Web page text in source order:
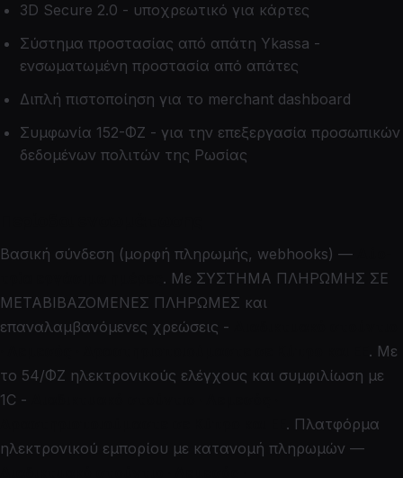
3D Secure 2.0 - υποχρεωτικό για κάρτες
Σύστημα προστασίας από απάτη Ykassa -
ενσωματωμένη προστασία από απάτες
Διπλή πιστοποίηση για το merchant dashboard
Συμφωνία 152-ΦΖ - για την επεξεργασία προσωπικών
δεδομένων πολιτών της Ρωσίας
Βασική σύνδεση (μορφή πληρωμής, webhooks) —
. Με ΣΥΣΤΗΜΑ ΠΛΗΡΩΜΗΣ ΣΕ
ΜΕΤΑΒΙΒΑΖΟΜΕΝΕΣ ΠΛΗΡΩΜΕΣ και
επαναλαμβανόμενες χρεώσεις -
. Με
το 54/ΦΖ ηλεκτρονικούς ελέγχους και συμφιλίωση με
1C -
. Πλατφόρμα
ηλεκτρονικού εμπορίου με κατανομή πληρωμών —